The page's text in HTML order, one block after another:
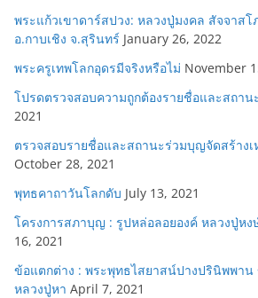
พระแก้วเขาดาร์สปวง: หลวงปู่มงคล สัจจาสโ
อ.กาบเชิง จ.สุรินทร์ January 26, 2022
พระครูเทพโลกอุดรมีจริงหรือไม่ November
โปรดตรวจสอบความถูกต้องรายชื่อและสถา
2021
ตรวจสอบรายชื่อและสถานะร่วมบุญจัดสร้าง
October 28, 2021
พุทธคาถาวันโลกดับ July 13, 2021
โครงการสภาบุญ : รูปหล่อลอยองค์ หลวงปู่ห
16, 2021
ข้อแตกต่าง : พระพุทธไสยาสน์ปางปรินิพพาน
หลวงปู่หา April 7, 2021